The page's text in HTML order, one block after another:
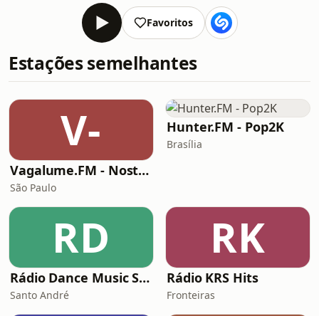
Favoritos
Estações semelhantes
V-
Vagalume.FM - Nostalgia (anos 2000)
São Paulo
Hunter.FM - Pop2K
Brasília
RD
Rádio Dance Music Super Hits
Santo André
RK
Rádio KRS Hits
Fronteiras